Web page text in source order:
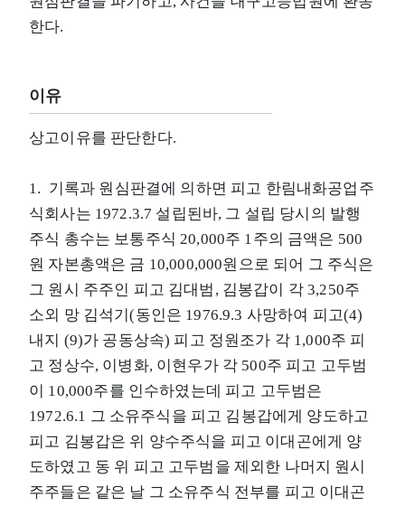
한다.
이유
상고이유를 판단한다.
1. 기록과 원심판결에 의하면 피고 한림내화공업주
식회사는 1972.3.7 설립된바, 그 설립 당시의 발행
주식 총수는 보통주식 20,000주 1주의 금액은 500
원 자본총액은 금 10,000,000원으로 되어 그 주식은
그 원시 주주인 피고 김대범, 김봉갑이 각 3,250주
소외 망 김석기(동인은 1976.9.3 사망하여 피고(4)
내지 (9)가 공동상속) 피고 정원조가 각 1,000주 피
고 정상수, 이병화, 이현우가 각 500주 피고 고두범
이 10,000주를 인수하였는데 피고 고두범은
1972.6.1 그 소유주식을 피고 김봉갑에게 양도하고
피고 김봉갑은 위 양수주식을 피고 이대곤에게 양
도하였고 동 위 피고 고두범을 제외한 나머지 원시
주주들은 같은 날 그 소유주식 전부를 피고 이대곤